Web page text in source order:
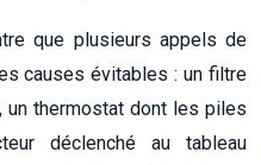
que plusieurs appels de
causes évitables : un filtre
un thermostat dont les piles
déclenché au tableau